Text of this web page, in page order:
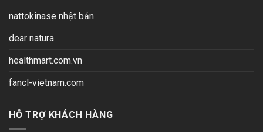
nattokinase nhật bản
dear natura
healthmart.com.vn
fancl-vietnam.com
HỖ TRỢ KHÁCH HÀNG